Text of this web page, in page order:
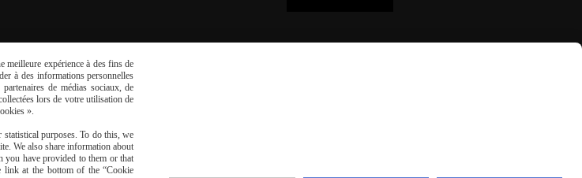
expérience à des fins de
à des informations personnelles
de médias sociaux, de
lors de votre utilisation de
».
purposes. To do this, we
We also share information about
have provided to them or that
link at the bottom of the “Cookie